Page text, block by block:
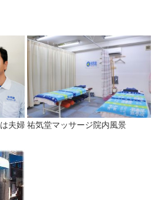
夫婦 祐気堂マッサージ院内風景